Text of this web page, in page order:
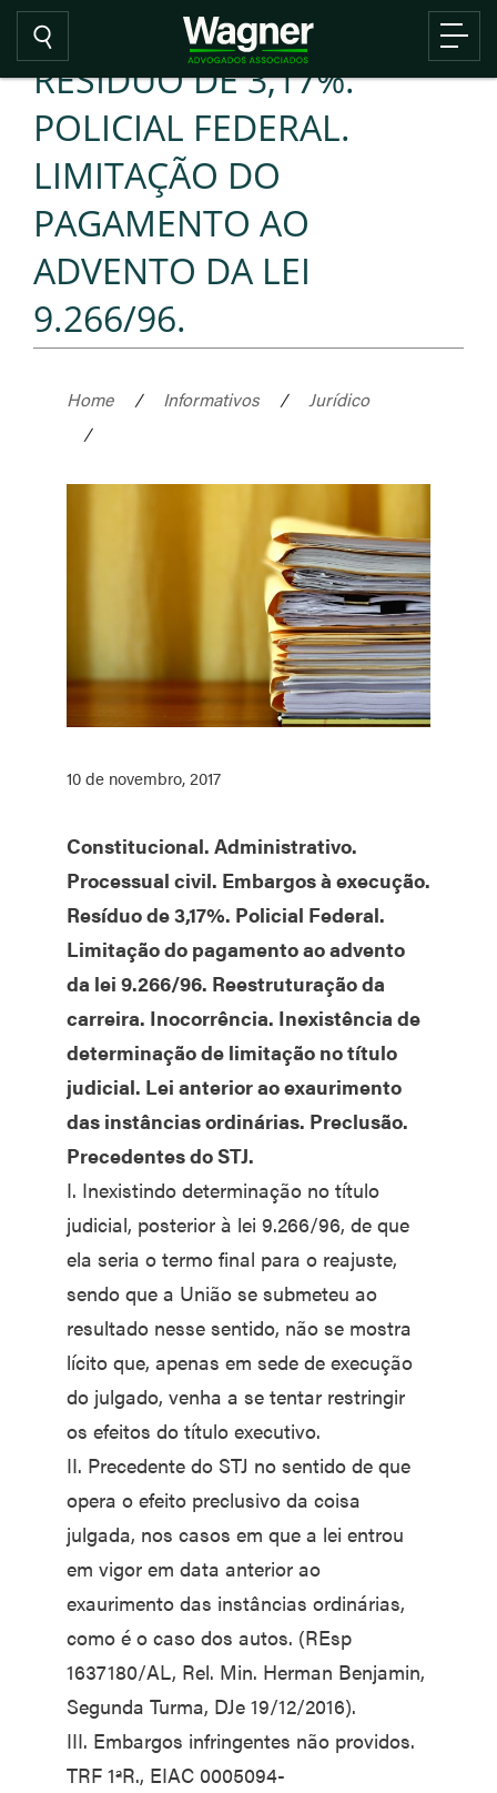
RESÍDUO DE 3,17%.
POLICIAL FEDERAL.
LIMITAÇÃO DO
PAGAMENTO AO
ADVENTO DA LEI
9.266/96.
Home / Informativos /
Jurídico
/
10 de novembro, 2017
Constitucional. Administrativo.
Processual civil. Embargos à execução.
Resíduo de 3,17%. Policial Federal.
Limitação do pagamento ao advento
da lei 9.266/96. Reestruturação da
carreira. Inocorrência. Inexistência de
determinação de limitação no título
judicial. Lei anterior ao exaurimento
das instâncias ordinárias. Preclusão.
Precedentes do STJ.
I. Inexistindo determinação no título
judicial, posterior à lei 9.266/96, de que
ela seria o termo final para o reajuste,
sendo que a União se submeteu ao
resultado nesse sentido, não se mostra
lícito que, apenas em sede de execução
do julgado, venha a se tentar restringir
os efeitos do título executivo.
II. Precedente do STJ no sentido de que
opera o efeito preclusivo da coisa
julgada, nos casos em que a lei entrou
em vigor em data anterior ao
exaurimento das instâncias ordinárias,
como é o caso dos autos. (REsp
1637180/AL, Rel. Min. Herman Benjamin,
Segunda Turma, DJe 19/12/2016).
III. Embargos infringentes não providos.
TRF 1ªR., EIAC 0005094-